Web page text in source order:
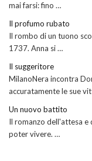
mai farsi: fino …
Il profumo rubato
Il rombo di un tuono
1737. Anna si …
Il suggeritore
MilanoNera incontra
accuratamente le sue
Un nuovo battito
Il romanzo dell'attesa e
poter vivere. …